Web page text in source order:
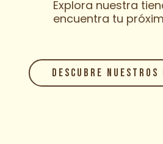
Explora nuestra
encuentra tu
DESCUBRE NUESTROS